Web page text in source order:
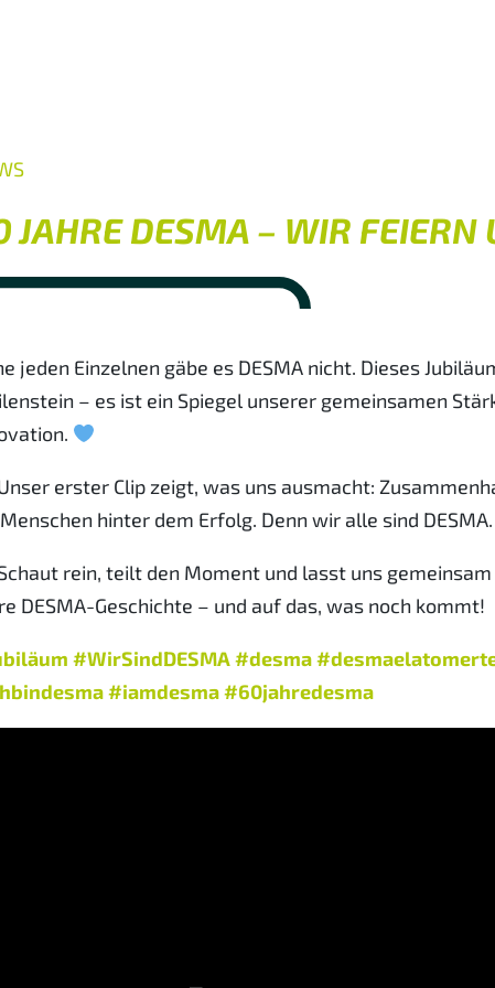
JAHRE DESMA – WIR FEIERN
jeden Einzelnen gäbe es DESMA nicht. Dieses
– es ist ein Spiegel unserer gemeinsamen
erster Clip zeigt, was uns ausmacht:
hinter dem Erfolg. Denn wir alle sind DESMA.
rein, teilt den Moment und lasst uns
DESMA-Geschichte – und auf das, was noch kommt!
#WirSindDESMA#desma
#iamdesma#60jahredesma